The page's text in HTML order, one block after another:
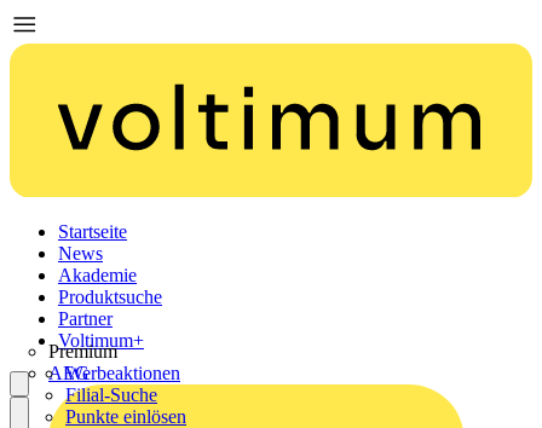
Startseite
News
Akademie
Produktsuche
Partner
Premium
AEG
Voltimum+
Werbeaktionen
Filial-Suche
Punkte einlösen